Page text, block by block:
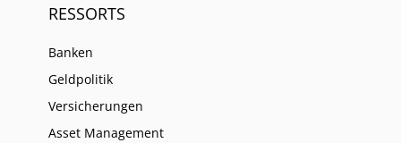
RESSORTS
Banken
Geldpolitik
Versicherungen
Asset Management